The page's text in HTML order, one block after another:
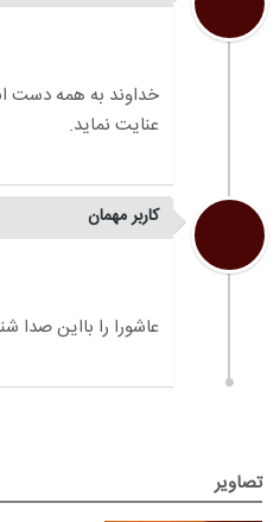
خداوند به همه دست
کاربر مهمان
تصاویر